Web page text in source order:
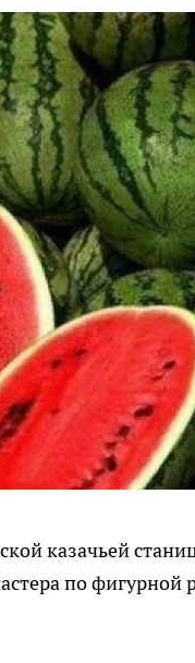
казачьей
по фигурной